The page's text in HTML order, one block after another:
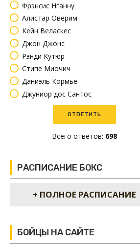
Фрэнсис Нганну
Алистар Оверим
Кейн Веласкес
Джон Джонс
Рэнди Кутюр
Стипе Миочич
Даниэль Кормье
Джуниор дос Сантос
Всего ответов: 698
РАСПИСАНИЕ БОКС
+ ПОЛНОЕ РАСПИСАНИЕ
БОЙЦЫ НА САЙТЕ